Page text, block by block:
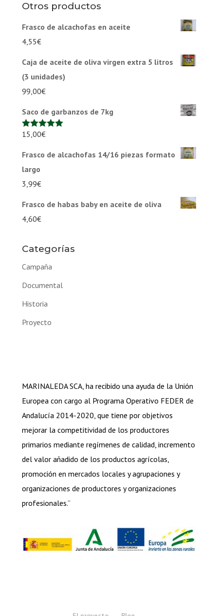
Otros productos
Frasco de alcachofas en aceite
4,55€
Caja de aceite de oliva virgen extra 5 litros
(3 unidades)
99,00€
Saco de garbanzos de 7kg
Valorado en
15,00€
Frasco de alcachofas 14/16 piezas formato
largo
3,99€
Frasco de habas baby en aceite de oliva
4,60€
Categorías
Campaña
Documental
Historia
Proyecto
MARINALEDA SCA, ha recibido una ayuda de la Unión
Europea con cargo al Programa Operativo FEDER de
Andalucía 2014-2020, que tiene por objetivos
mejorar la competitividad de los productores
primarios mediante regímenes de calidad, incremento
del valor añadido de los productos agrícolas,
promoción en mercados locales y agrupaciones y
organizaciones de productores y organizaciones
profesionales.”